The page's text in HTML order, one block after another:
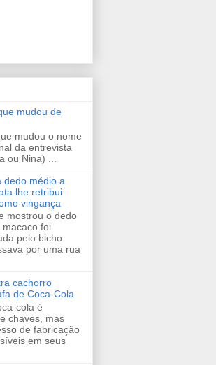
mudou de
mudou o nome
da entrevista
ou Nina) ...
dedo médio a
lhe retribui
vingança
mostrou o dedo
foi
pelo bicho
por uma rua
cachorro
de Coca-Cola
cola é
chaves, mas
de fabricação
em seus